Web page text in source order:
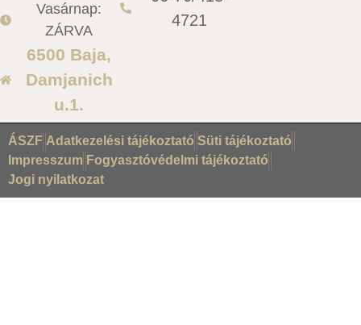
Vasárnap:
ZÁRVA
6500 Baja,
Damjanich
u.1.
4721
ÁSZF Adatkezelési tájékoztató Süti tájékoztató
Impresszum Fogyasztóvédelmi tájékoztató
Jogi nyilatkozat